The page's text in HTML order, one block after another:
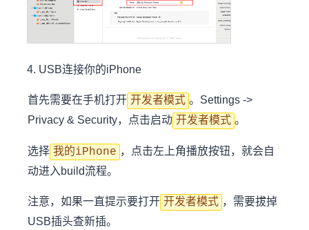
USB连接你的iPhone
首先需要在手机打开 开发者模式 。Settings ->
Privacy & Security，点击启动 开发者模式 。
选择 我的iPhone ，点击左上角播放按钮，就会自
动进入build流程。
注意，如果一直提示要打开 开发者模式 ，需要拔掉
USB插头查新插。